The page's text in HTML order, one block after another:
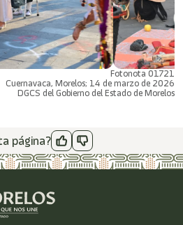
Fotonota 01721
Cuernavaca, Morelos; 14 de marzo de 2026
DGCS del Gobierno del Estado de Morelos
página?